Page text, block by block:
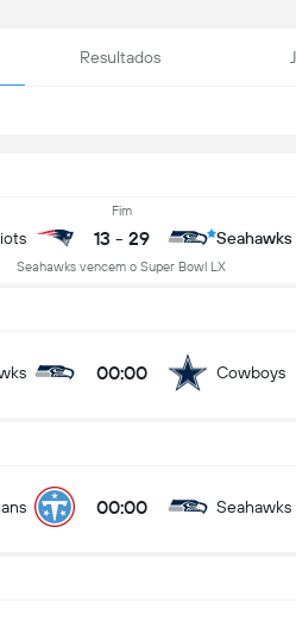
Resultados
Fim
13 - 29
Seahawks vencem o Super Bowl LX
Seahawks
00:00 Cowboys
00:00 Seahawks